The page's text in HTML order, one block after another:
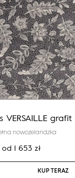
VERSAILLE grafit
nowozelandzka
od 1 653 zł
KUP TERAZ